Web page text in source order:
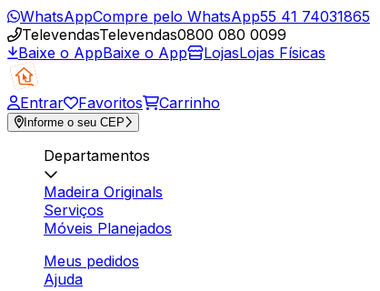
WhatsAppCompre pelo WhatsApp55 41 74031865
TelevendasTelevendas0800 080 0099
Baixe o AppBaixe o App LojasLojas Físicas
Entrar Favoritos Carrinho
Informe o seu CEP
Departamentos
Madeira Originals
Serviços
Móveis Planejados
Meus pedidos
Ajuda